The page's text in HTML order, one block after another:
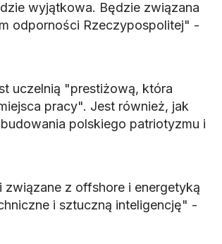
wyjątkowa. Będzie związana
odporności Rzeczypospolitej" -
uczelnią "prestiżową, która
pracy". Jest również, jak
polskiego patriotyzmu i
związane z offshore i energetyką
i sztuczną inteligencję" -